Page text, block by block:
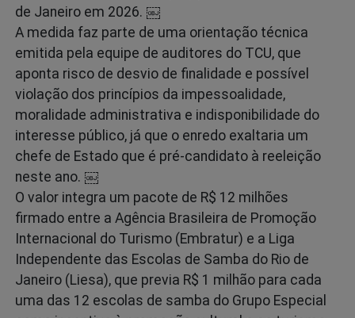
de Janeiro em 2026. ￼
A medida faz parte de uma orientação técnica
emitida pela equipe de auditores do TCU, que
aponta risco de desvio de finalidade e possível
violação dos princípios da impessoalidade,
moralidade administrativa e indisponibilidade do
interesse público, já que o enredo exaltaria um
chefe de Estado que é pré‑candidato à reeleição
neste ano. ￼
O valor integra um pacote de R$ 12 milhões
firmado entre a Agência Brasileira de Promoção
Internacional do Turismo (Embratur) e a Liga
Independente das Escolas de Samba do Rio de
Janeiro (Liesa), que previa R$ 1 milhão para cada
uma das 12 escolas de samba do Grupo Especial